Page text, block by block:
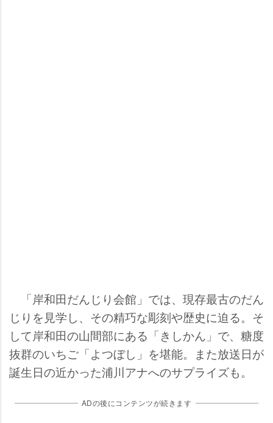
「岸和田だんじり会館」では、現存最古のだん
じりを見学し、その精巧な彫刻や歴史に迫る。そ
して岸和田の山間部にある「きしかん」で、糖度
抜群のいちご「よつぼし」を堪能。また放送日が
誕生日の近かった浦川アナへのサプライズも。
ADの後にコンテンツが続きます